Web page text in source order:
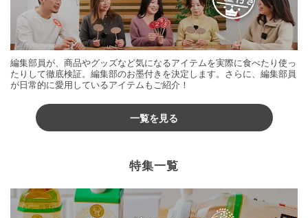
編集部員が、商品やグッズなど気になるアイテムを実際に食べたり使っ
たりして徹底検証。編集部のお墨付きを決定します。さらに、編集部員
が日常的に愛用しているアイテムもご紹介！
一覧を見る
特集一覧